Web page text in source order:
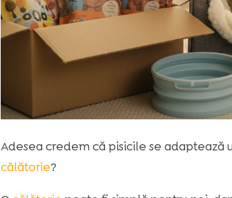
Adesea credem că pisicile se adaptează
călătorie?